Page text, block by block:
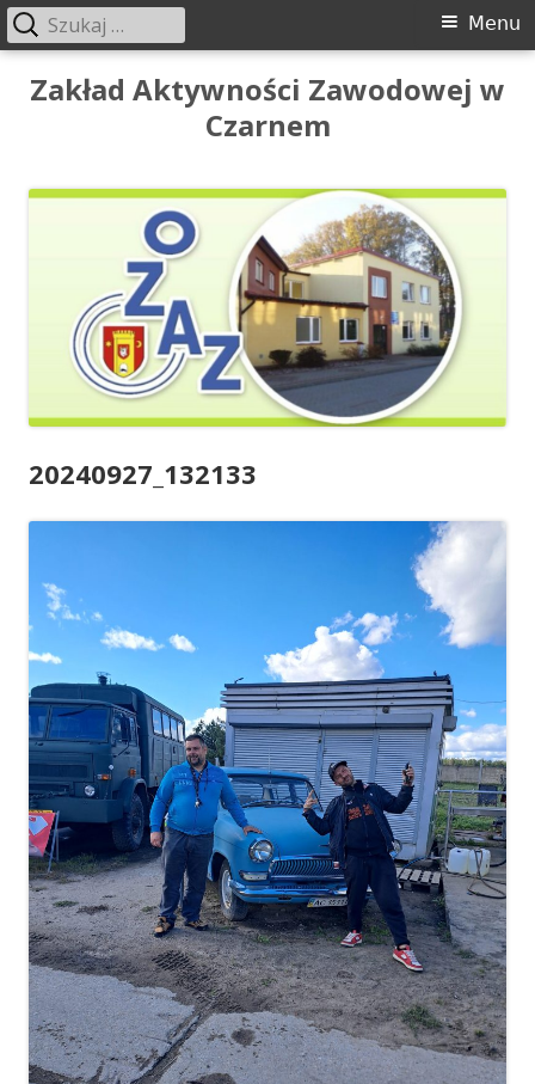
Przeskocz
Zakład Aktywności Zawodowej w
Czarnem
Menu
główne
Menu
Szukaj:
20240927_132133